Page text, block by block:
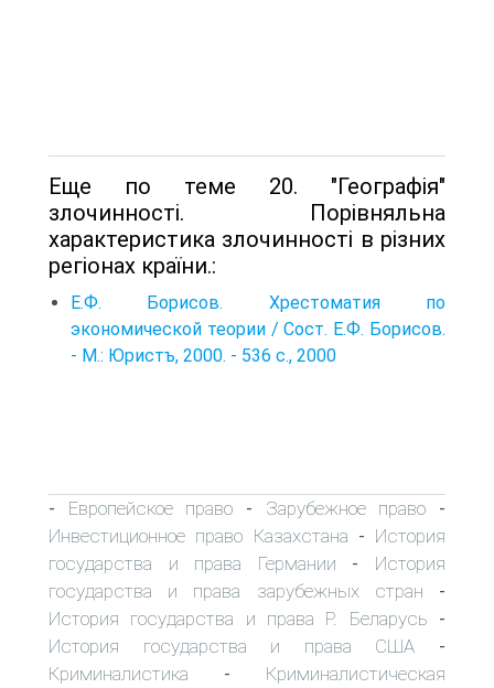
Еще по теме 20. "Географія"
злочинності. Порівняльна
характеристика злочинності в різних
регіонах країни.:
Е.Ф. Борисов. Хрестоматия по
экономической теории / Сост. Е.Ф. Борисов.
- М.: Юристъ, 2000. - 536 с., 2000
- Европейское право - Зарубежное право -
Инвестиционное право Казахстана - История
государства и права Германии - История
государства и права зарубежных стран -
История государства и права Р. Беларусь -
История государства и права США -
Криминалистика - Криминалистическая